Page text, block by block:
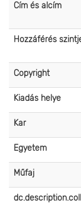
Cím és alcím
Hozzáférés
Copyright
Kiadás helye
Kar
Egyetem
Műfaj